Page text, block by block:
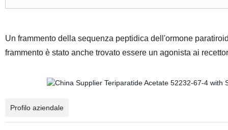
Un frammento della sequenza peptidica dell'ormone
frammento è stato anche trovato essere un agonista ai
Profilo aziendale